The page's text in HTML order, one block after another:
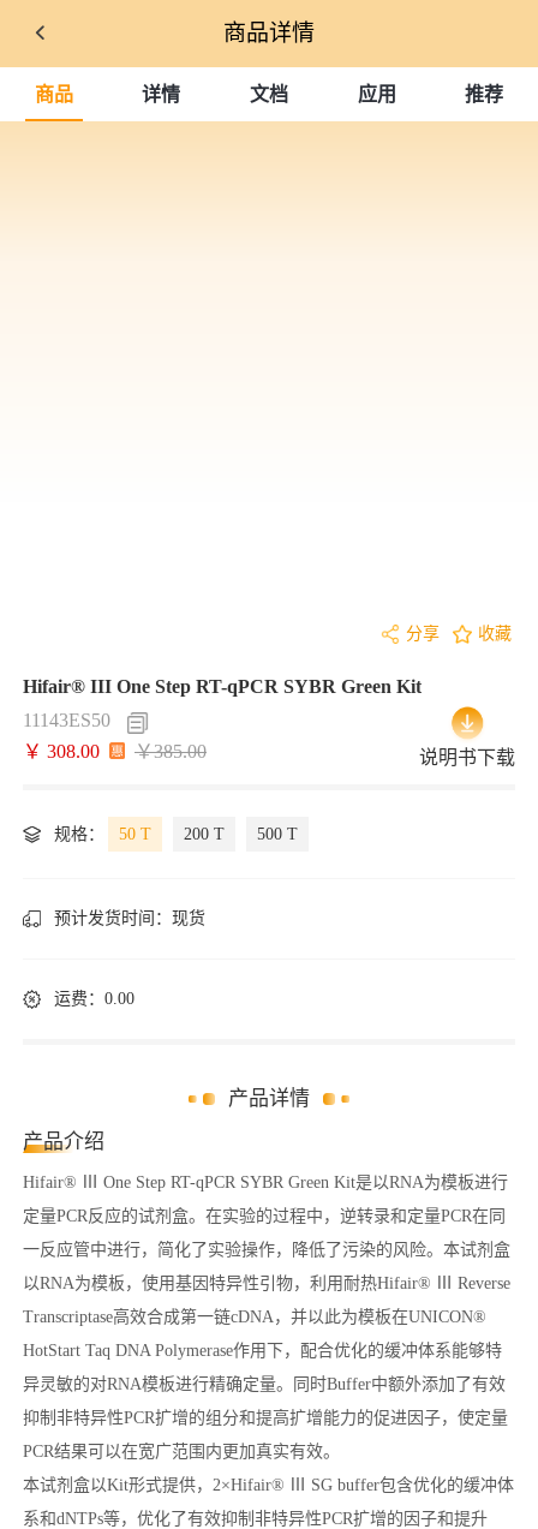
商品详情
商品 详情 文档 应用 推荐
分享 收藏
Hifair® III One Step RT-qPCR SYBR Green Kit
11143ES50
￥ 308.00
￥385.00 说明书下载
规格： 50 T 200 T 500 T
预计发货时间： 现货
运费：0.00
产品详情
产品介绍
Hifair® Ⅲ One Step RT-qPCR SYBR Green Kit是以RNA为模板进行
定量PCR反应的试剂盒。在实验的过程中，逆转录和定量PCR在同
一反应管中进行，简化了实验操作，降低了污染的风险。本试剂盒
以RNA为模板，使用基因特异性引物，利用耐热Hifair® Ⅲ Reverse
Transcriptase高效合成第一链cDNA，并以此为模板在UNICON®
HotStart Taq DNA Polymerase作用下，配合优化的缓冲体系能够特
异灵敏的对RNA模板进行精确定量。同时Buffer中额外添加了有效
抑制非特异性PCR扩增的组分和提高扩增能力的促进因子，使定量
PCR结果可以在宽广范围内更加真实有效。
本试剂盒以Kit形式提供，2×Hifair® Ⅲ SG buffer包含优化的缓冲体
系和dNTPs等，优化了有效抑制非特异性PCR扩增的因子和提升